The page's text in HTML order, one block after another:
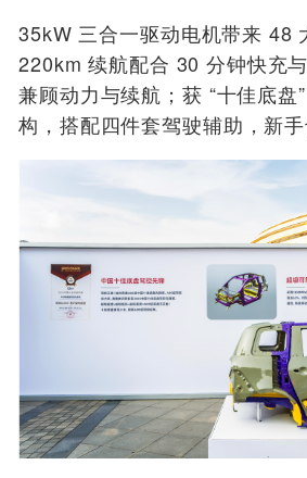
35kW 三合一驱动电机带来 48
220km 续航配合 30 分钟快充
兼顾动力与续航；获 “十佳底盘
构，搭配四件套驾驶辅助，新手